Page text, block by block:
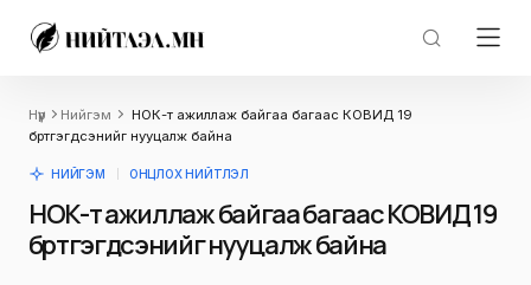
Нүүр Нийгэм
НОК-т ажиллаж байгаа багаас КОВИД 19
бүртгэгдсэнийг нууцалж байна
НИЙГЭМ ОНЦЛОХ НИЙТЛЭЛ
НОК-т ажиллаж байгаа багаас КОВИД 19
бүртгэгдсэнийг нууцалж байна